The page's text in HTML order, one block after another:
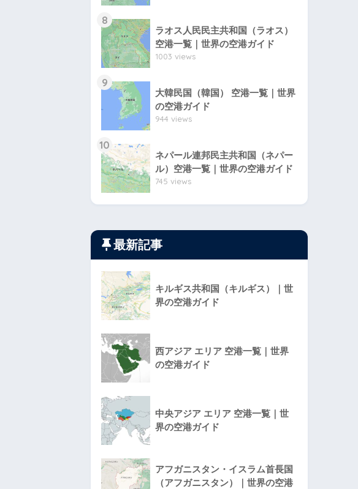
8
ラオス人民民主共和国（ラオス）
空港一覧｜世界の空港ガイド
1003 views
9
大韓民国（韓国） 空港一覧｜世界
の空港ガイド
944 views
10
ネパール連邦民主共和国（ネパー
ル）空港一覧｜世界の空港ガイド
745 views
最新記事
キルギス共和国（キルギス）｜世
界の空港ガイド
西アジア エリア 空港一覧｜世界
の空港ガイド
中央アジア エリア 空港一覧｜世
界の空港ガイド
アフガニスタン・イスラム首長国
（アフガニスタン）｜世界の空港